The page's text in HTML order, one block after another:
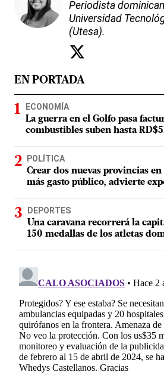
Periodista
Universidad
(Utesa).
EN PORTADA
ECONOMÍA
La guerra en el Golfo pasa
combustibles suben hasta
POLÍTICA
Crear dos nuevas provincias
más gasto público, advierte
DEPORTES
Una caravana recorrerá la
150 medallas de los atletas